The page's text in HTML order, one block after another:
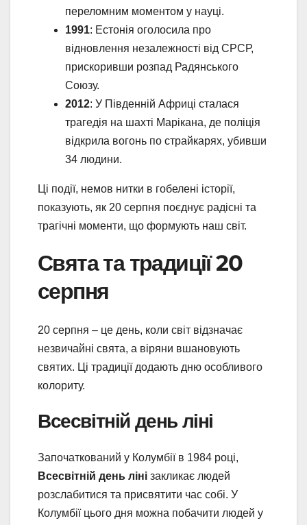
переломним моментом у науці.
1991: Естонія оголосила про
відновлення незалежності від СРСР,
прискоривши розпад Радянського
Союзу.
2012: У Південній Африці сталася
трагедія на шахті Марікана, де поліція
відкрила вогонь по страйкарях, убивши
34 людини.
Ці події, немов нитки в гобелені історії,
показують, як 20 серпня поєднує радісні та
трагічні моменти, що формують наш світ.
Свята та традиції 20
серпня
20 серпня – це день, коли світ відзначає
незвичайні свята, а віряни вшановують
святих. Ці традиції додають дню особливого
колориту.
Всесвітній день ліні
Започаткований у Колумбії в 1984 році,
Всесвітній день ліні закликає людей
розслабитися та присвятити час собі. У
Колумбії цього дня можна побачити людей у